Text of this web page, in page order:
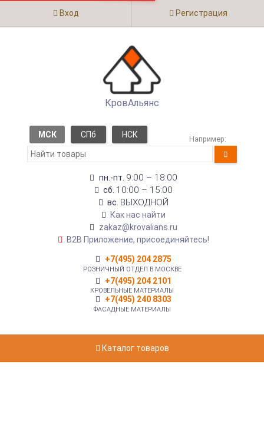
Вход Регистрация
КровАльянс
МСК СПб НСК Например:
пн.-пт. 9:00 – 18:00
сб. 10:00 – 15:00
вс. ВЫХОДНОЙ
Как нас найти
zakaz@krovalians.ru
B2B Приложение, присоединяйтесь!
+7(495) 204 2875
РОЗНИЧНЫЙ ОТДЕЛ В МОСКВЕ
+7(495) 204 2101
КРОВЕЛЬНЫЕ МАТЕРИАЛЫ
+7(495) 240 8303
ФАСАДНЫЕ МАТЕРИАЛЫ
Каталог товаров